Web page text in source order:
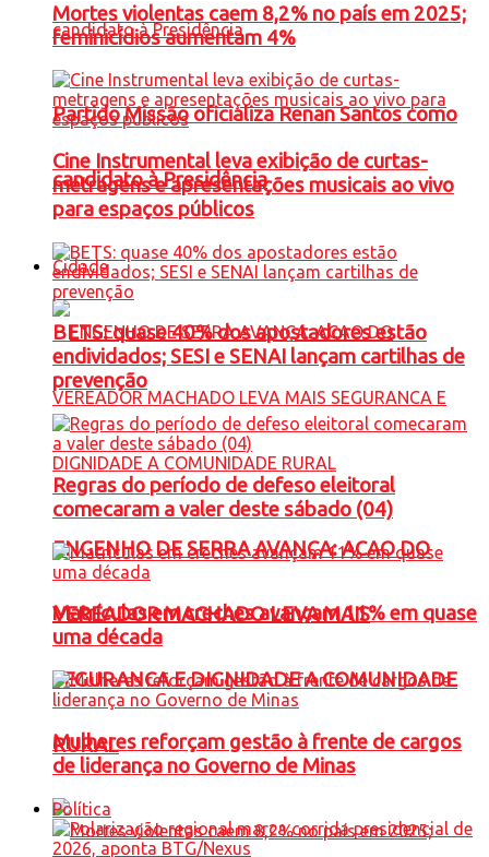
Partido Missão oficializa Renan Santos como
candidato à Presidência
Cidade
ENGENHO DE SERRA AVANÇA: ACAO DO
VEREADOR MACHADO LEVA MAIS
SEGURANCA E DIGNIDADE A COMUNIDADE
RURAL
Mortes violentas caem 8,2% no país em 2025;
feminicídios aumentam 4%
Cine Instrumental leva exibição de curtas-
metragens e apresentações musicais ao vivo
para espaços públicos
BETS: quase 40% dos apostadores estão
endividados; SESI e SENAI lançam cartilhas de
prevenção
Regras do período de defeso eleitoral
comecaram a valer deste sábado (04)
Matrículas em creches avançam 11% em quase
uma década
Mulheres reforçam gestão à frente de cargos
de liderança no Governo de Minas
Política